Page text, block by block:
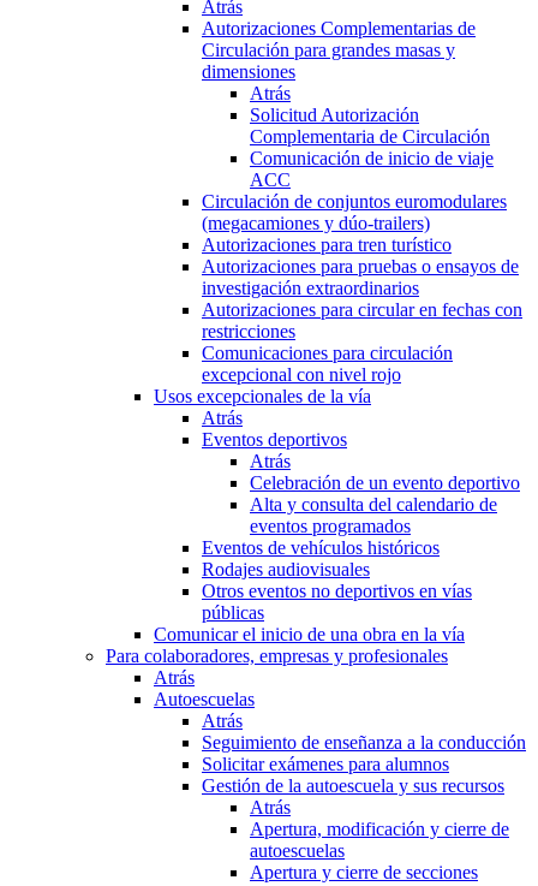
Atrás
Autorizaciones Complementarias de
Circulación para grandes masas y
dimensiones
Atrás
Solicitud Autorización
Complementaria de Circulación
Comunicación de inicio de viaje
ACC
Circulación de conjuntos euromodulares
(megacamiones y dúo-trailers)
Autorizaciones para tren turístico
Autorizaciones para pruebas o ensayos de
investigación extraordinarios
Autorizaciones para circular en fechas con
restricciones
Comunicaciones para circulación
excepcional con nivel rojo
Usos excepcionales de la vía
Atrás
Eventos deportivos
Atrás
Celebración de un evento deportivo
Alta y consulta del calendario de
eventos programados
Eventos de vehículos históricos
Rodajes audiovisuales
Otros eventos no deportivos en vías
públicas
Comunicar el inicio de una obra en la vía
Para colaboradores, empresas y profesionales
Atrás
Autoescuelas
Atrás
Seguimiento de enseñanza a la conducción
Solicitar exámenes para alumnos
Gestión de la autoescuela y sus recursos
Atrás
Apertura, modificación y cierre de
autoescuelas
Apertura y cierre de secciones